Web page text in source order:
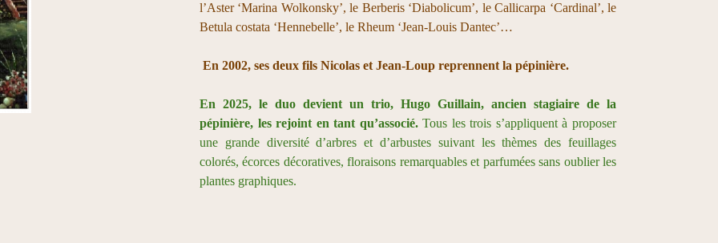
l’Aster ‘Marina Wolkonsky’, le Berberis ‘Diabolicum’, le Callicarpa ‘Cardinal’, le
Betula costata ‘Hennebelle’, le Rheum ‘Jean-Louis Dantec’…
En 2002, ses deux fils Nicolas et Jean-Loup reprennent la pépinière.
En 2025, le duo devient un trio, Hugo Guillain, ancien stagiaire de la
pépinière, les rejoint en tant qu’associé. Tous les trois s’appliquent à proposer
une grande diversité d’arbres et d’arbustes suivant les thèmes des feuillages
colorés, écorces décoratives, floraisons remarquables et parfumées sans oublier les
plantes graphiques.